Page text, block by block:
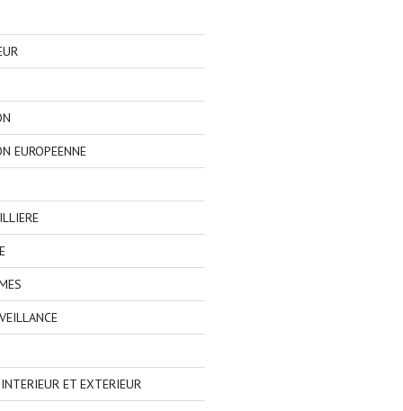
EUROPEENNE
ET EXTERIEUR